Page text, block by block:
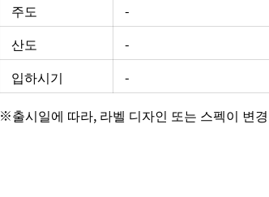
주도
-
산도
-
입하시기
-
※출시일에 따라, 라벨 디자인 또는 스펙이 변